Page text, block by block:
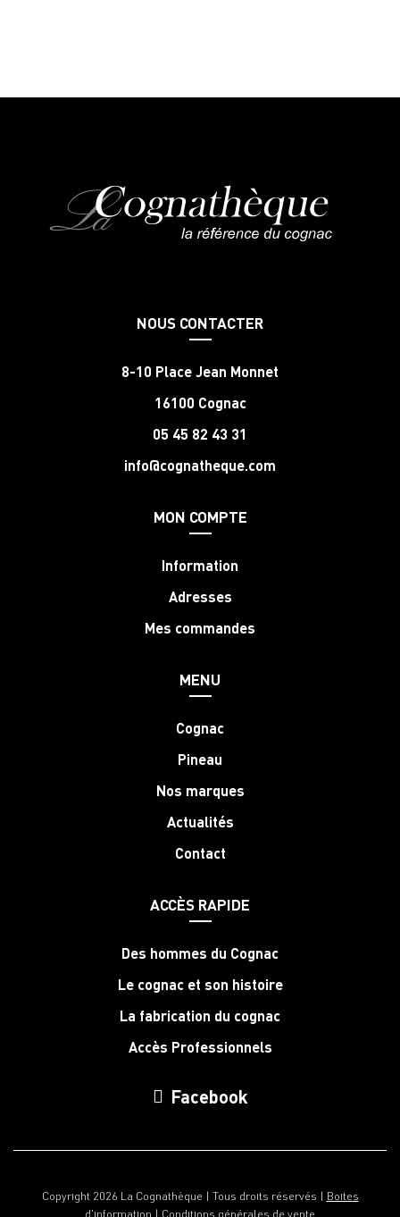
NOUS CONTACTER
8-10 Place Jean Monnet
16100 Cognac
05 45 82 43 31
info@cognatheque.com
MON COMPTE
Information
Adresses
Mes commandes
MENU
Cognac
Pineau
Nos marques
Actualités
Contact
ACCÈS RAPIDE
Des hommes du Cognac
Le cognac et son histoire
La fabrication du cognac
Accès Professionnels
Facebook
Copyright 2026 La Cognathèque | Tous droits réservés | Boites
d'information | Conditions générales de vente